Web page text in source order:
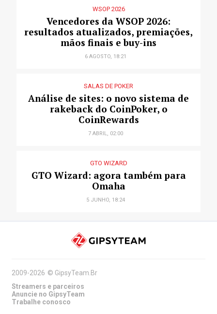
WSOP 2026
Vencedores da WSOP 2026:
resultados atualizados, premiações,
mãos finais e buy-ins
6 AGOSTO, 18:21
SALAS DE POKER
Análise de sites: o novo sistema de
rakeback do CoinPoker, o
CoinRewards
7 ABRIL, 02:00
GTO WIZARD
GTO Wizard: agora também para
Omaha
5 JUNHO, 18:24
2009-2026 © GipsyTeam.Br
Streamers e parceiros
Anuncie no GipsyTeam
Trabalhe conosco